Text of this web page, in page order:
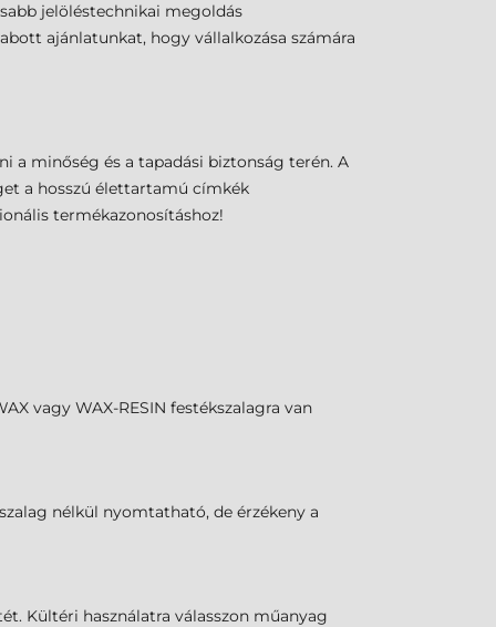
jelöléstechnikai megoldás
ajánlatunkat, hogy vállalkozása számára
a minőség és a tapadási biztonság terén. A
a hosszú élettartamú címkék
termékazonosításhoz!
vagy WAX-RESIN festékszalagra van
nélkül nyomtatható, de érzékeny a
Kültéri használatra válasszon műanyag